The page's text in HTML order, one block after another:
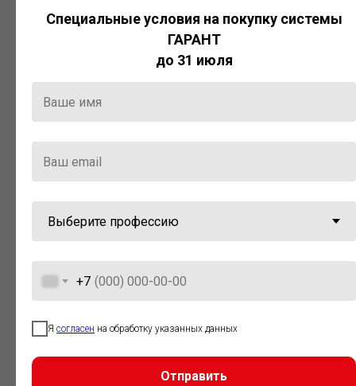
Компания «Гарант» стала
победителем премии «Время
ГАРАНТ
Актуальная правовая информация
и инструменты для максимально
эффективной работы с ней.
Специальные условия на покупку системы
ГАРАНТ
до 31 июля
+7
Я согласен на обработку указанных данных
Отправить